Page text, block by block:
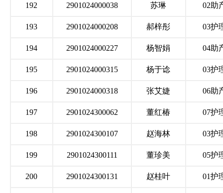
192 2901024000038 苏琳 02助
193 2901024000208 郝梓彤 03护
194 2901024000227 杨智娟 04助
195 2901024000315 杨于谂 03护
196 2901024000318 张艾婕 06助
197 2901024300062 董红椿 07护
198 2901024300107 赵海林 03护
199 2901024300111 董珍美 05护
200 2901024300131 赵桂叶 01护